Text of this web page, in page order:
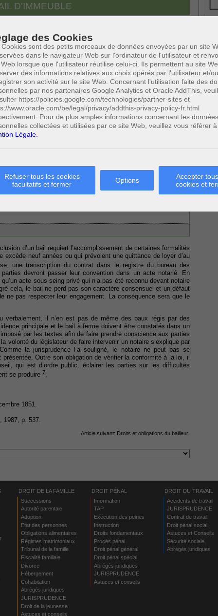
des Cookies
Cookies sont des petits morceaux de données envoyées par un site
dans le navigateur Web sur l'ordinateur de l'utilisateur et
lorsque que l'utilisateur réutilise celui-ci. Ils permettent au site
des informations relatives aux choix opérés par l'utilisateur et/
son activité sur le site Web. Concernant l'utilisation faite des
par nos partenaires Google Analytics et Oracle AddThis,
https://policies.google.com/technologies/partner-sites et
www.oracle.com/be/legal/privacy/addthis-privacy-policy-fr.html
Pour de plus amples informations concernant les données
collectées et utilisées par ce site Web, veuillez vous référer
Légale.
Refuser tous les cookies
facultatifs et fermer
Options
Accepter
cookies et
D'IMMEUBLE
Cette page a été vue0fois
dont 0le mois dernier.
DE VOUS INTERESSER:
principale
cadre du bail commercial
d’un bail requiert l’accomplissement de certaines formalités
neuf années ou qui prévoient une quittance de loyer d’au
une transcription du contrat dans le registre du bureau des
devront passer leur convention dans un acte notarié. En
acte sous seing privé qui n’a pas été reconnu devant notaire
cela, le bail ne perd pas son caractère consensuel et un défaut
ne pas respecter leur engagement. La conséquence sera que le
il n’en est pas de même des baux régis par des
principale et le bail à ferme doivent être constatés dans un
par les textes afin de faire prendre conscience aux parties
volonté du législateur de faire intervenir un notaire s’explique par
la jurisprudence l’a souligné, le notaire ne peut pas se
Outre son obligation de vérifier la conformité à la loi, il
qui est d’ordre public, éclairer les parties sur les difficultés
se produire 7.
1851.
, 1987, p. 537.
Article suivant: Droits et obligations du bailleur
*
DROIT DE LA FAMILLE
Successions
Autorité parentale
Adoption
Etat des personnes
Obligations alimentaires
Régimes matrimoniaux
Tribunal de la famille
Fiscalité familiale
Divorce
Hébergement
Cohabitation
Abrégés juridiques
JURISPRUDENCE
Droit de la jeunesse
Astuces et conseils
DROIT PÉNAL
Information
TAP
Exécution des peines
Instruction
Droits fondamentaux
Procès pénal
Droit pénal général
Droit pénal spécial
Abrégés juridiques
JURISPRUDENCE
Astuces et conseils
DROIT DU TRAVAIL
Accidents de travail
JURISPRUDENCE
Contrat de travail
Droit pénal social
Astuces et Conseils
Sécurité sociale
Abrégés juridiques